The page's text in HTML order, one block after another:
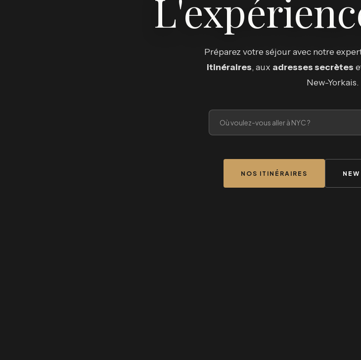
Préparez votre séjour avec notre
itinéraires, aux adresses secrètes
New-Yorkais.
NOS ITINÉRAIRES